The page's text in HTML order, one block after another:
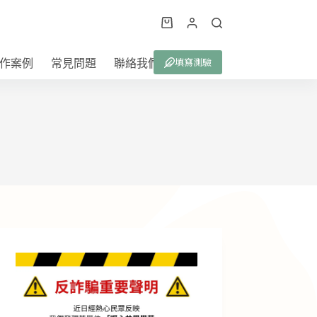
購
物
車
案例 常見問題 聯絡我們 填寫測驗